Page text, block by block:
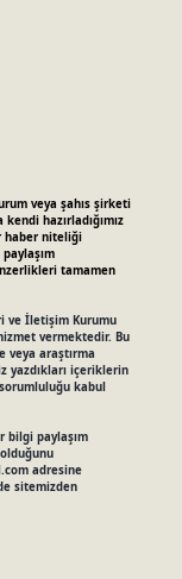
veya şahıs şirketi
hazırladığımız
haber niteliği
tamamen
ve İletişim Kurumu
vermektedir. Bu
araştırma
yazdıkları içeriklerin
kabul
bilgi paylaşım
adresine
sitemizden